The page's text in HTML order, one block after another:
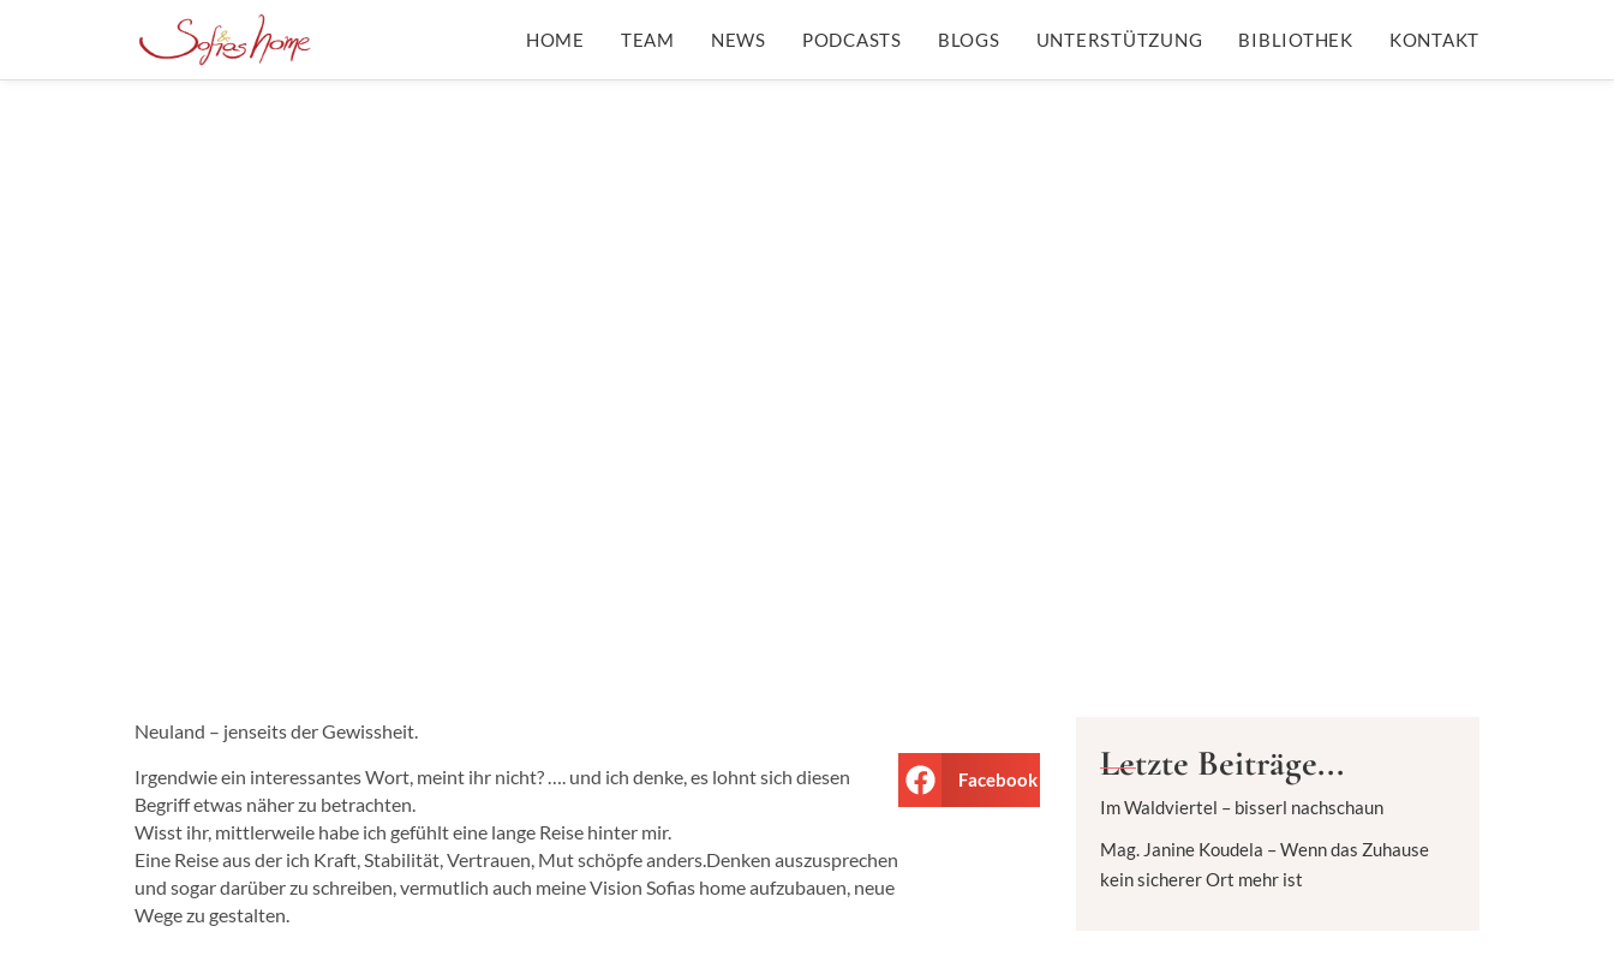
HOME TEAM NEWS PODCASTS BLOGS UNTERSTÜTZUNG BIBLIOTHEK KONTAKT
Neuland – jenseits der Gewissheit.
Irgendwie ein interessantes Wort, meint ihr nicht? …. und ich denke, es lohnt sich diesen
Begriff etwas näher zu betrachten.
Wisst ihr, mittlerweile habe ich gefühlt eine lange Reise hinter mir.
Eine Reise aus der ich Kraft, Stabilität, Vertrauen, Mut schöpfe anders.Denken auszusprechen
und sogar darüber zu schreiben, vermutlich auch meine Vision Sofias home aufzubauen, neue
Wege zu gestalten.
Facebook Letzte Beiträge...
Im Waldviertel – bisserl nachschaun
Mag. Janine Koudela – Wenn das Zuhause
kein sicherer Ort mehr ist